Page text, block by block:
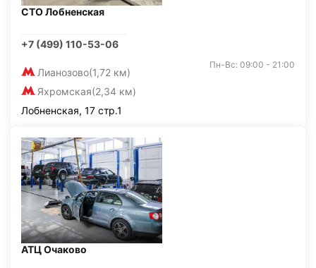
СТО Лобненская
+7 (499) 110-53-06
Лианозово(1,72 км)
Яхромская(2,34 км)
Пн-Вс: 09:00 - 21:00
Лобненская, 17 стр.1
АТЦ Очаково